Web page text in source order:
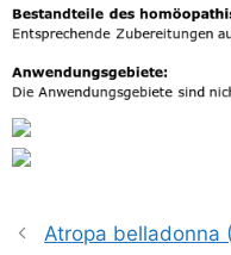
Atropa belladonna